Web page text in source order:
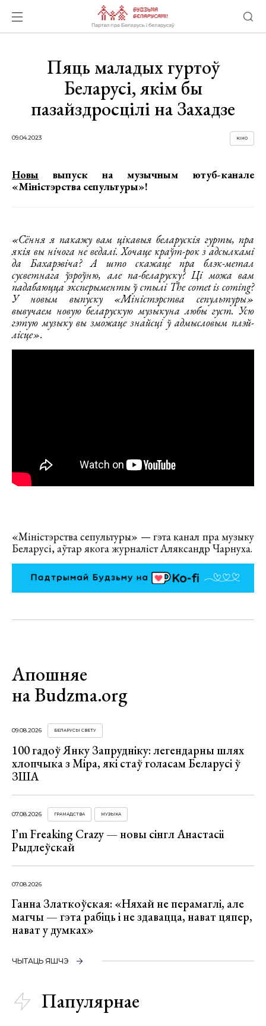
Пяць маладых гуртоў
Беларусі, якім бы
пазайздросцілі на Захадзе
09.04.2023 КІНО
Новы выпуск на музычным ютуб-канале
«Міністэрства сепультуры»!
«Сёння я пакажу вам цікавыя беларускія гурты, пра
якія вы нічога не ведалі. Хочаце краўт-рок з адсылкамі
да Бахарэвіча? А што скажаце пра блэк-метал
сусветнага ўзроўню, але па-беларуску? Ці можа вам
падабаюцца эксперыменты ў стылі The comet is coming?
У новым выпуску «Міністэрства сепультуры»
вывучаем новую беларускую музыкуна любы густ. Усю
гэтую музыку вы зможаце знайсці ў адмысловым плэй-
лісце».
«Міністэрства сепультуры» — гэта канал пра музыку
Беларусі, аўтар якога журналіст Аляксандр Чарнуха.
Апошняе
на Budzma.org
09.08.2026 БЕЛАРУСЫ СВЕТУ
100 гадоў Янку Запрудніку: легендарны шлях
хлопчыка з Міра, які стаў голасам Беларусі ў
ЗША
07.08.2026 ГРАМАДСТВА МУЗЫКА
I’m Freaking Crazy — новы сінгл Анастасіі
Рыдлеўскай
07.08.2026
Ганна Златкоўская: «Няхай не перамаглі, але
магчы — гэта рабіць і не здавацца, нават цяпер,
нават у думках»
ЧЫТАЦЬ ЯШЧЭ
Папулярнае